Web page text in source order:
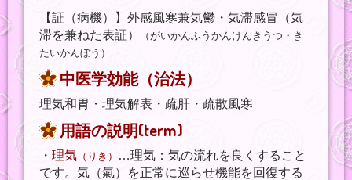
【証（病機）】外感風寒兼気鬱・気滞感冒（気
滞を兼ねた表証）
（がいかんふうかんけんきうつ・き
たいかんぼう）
中医学効能（治法）
理気和胃・理気解表・疏肝・疏散風寒
用語の説明(term)
・ 理気 （りき）
…理気：気の流れを良くすること
です。気（氣）を正常に巡らせ機能を回復する